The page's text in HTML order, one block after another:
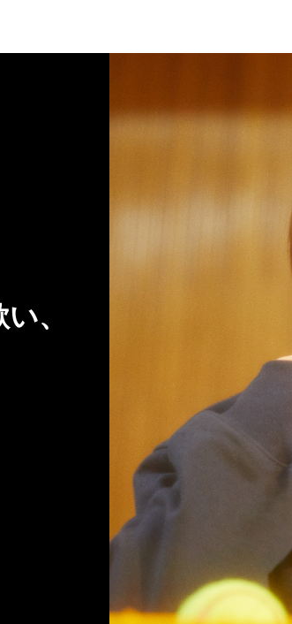
、